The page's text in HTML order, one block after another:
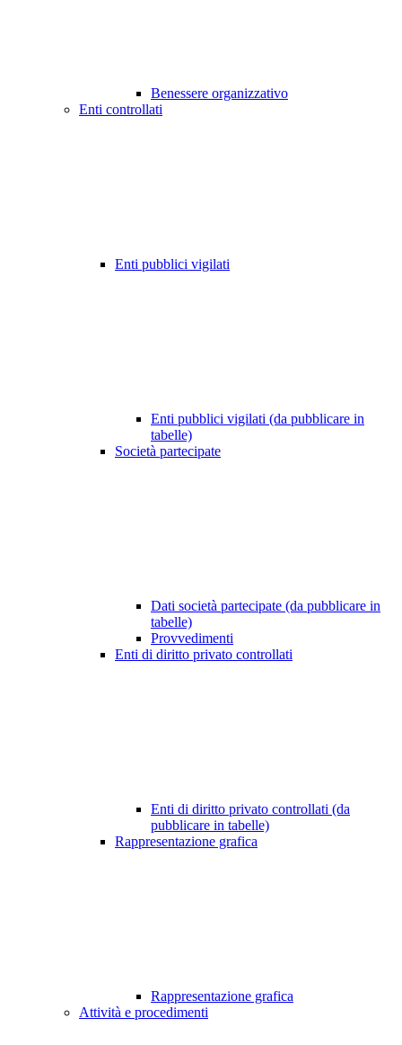
Benessere organizzativo
Enti controllati
Enti pubblici vigilati
Enti pubblici vigilati (da pubblicare in
tabelle)
Società partecipate
Dati società partecipate (da pubblicare in
tabelle)
Provvedimenti
Enti di diritto privato controllati
Enti di diritto privato controllati (da
pubblicare in tabelle)
Rappresentazione grafica
Rappresentazione grafica
Attività e procedimenti